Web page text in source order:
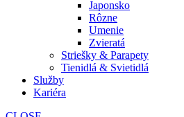
Japonsko
Rôzne
Umenie
Zvieratá
Striešky & Parapety
Tienidlá & Svietidlá
Služby
Kariéra